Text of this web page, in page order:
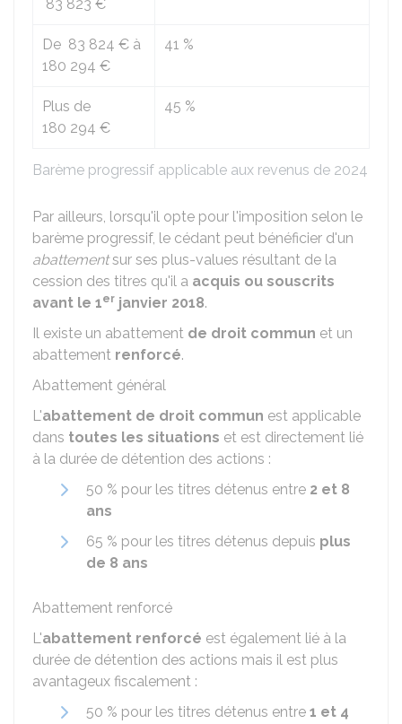
Barème progressif applicable aux revenus de 2024
83 823 €
De 83 824 € à
180 294 €
41 %
Plus de
180 294 €
45 %
Par ailleurs, lorsqu'il opte pour l'imposition selon le
barème progressif, le cédant peut bénéficier d'un
abattementsur ses plus-values résultant de la
cession des titres qu'il a acquis ou souscrits
avant le 1er janvier 2018.
Il existe un abattement de droit commun et un
abattement renforcé.
Abattement général
L'abattement de droit commun est applicable
dans toutes les situations et est directement lié
à la durée de détention des actions :
50 % pour les titres détenus entre 2 et 8
ans
65 % pour les titres détenus depuis plus
de 8 ans
Abattement renforcé
L'abattement renforcé est également lié à la
durée de détention des actions mais il est plus
avantageux fiscalement :
50 % pour les titres détenus entre 1 et 4